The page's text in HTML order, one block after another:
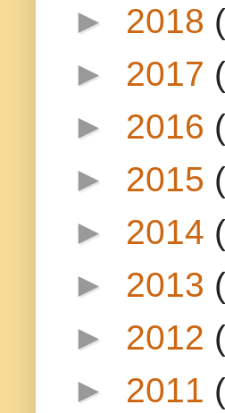
► 2018
► 2017
► 2016
► 2015
► 2014
► 2013
► 2012
► 2011